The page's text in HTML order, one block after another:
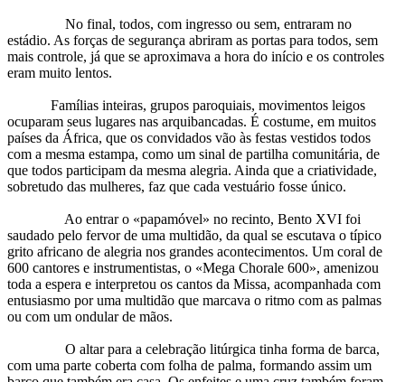
No final, todos, com ingresso ou sem, entraram no
estádio. As forças de segurança abriram as portas para todos, sem
mais controle, já que se aproximava a hora do início e os controles
eram muito lentos.
Famílias inteiras, grupos paroquiais, movimentos leigos
ocuparam seus lugares nas arquibancadas. É costume, em muitos
países da África, que os convidados vão às festas vestidos todos
com a mesma estampa, como um sinal de partilha comunitária, de
que todos participam da mesma alegria. Ainda que a criatividade,
sobretudo das mulheres, faz que cada vestuário fosse único.
Ao entrar o «papamóvel» no recinto, Bento XVI foi
saudado pelo fervor de uma multidão, da qual se escutava o típico
grito africano de alegria nos grandes acontecimentos. Um coral de
600 cantores e instrumentistas, o «Mega Chorale 600», amenizou
toda a espera e interpretou os cantos da Missa, acompanhada com
entusiasmo por uma multidão que marcava o ritmo com as palmas
ou com um ondular de mãos.
O altar para a celebração litúrgica tinha forma de barca,
com uma parte coberta com folha de palma, formando assim um